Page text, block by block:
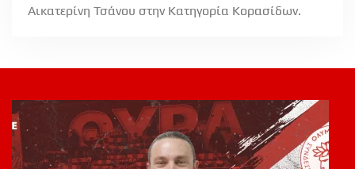
Αικατερίνη Τσάνου στην Κατηγορία Κορασίδων.